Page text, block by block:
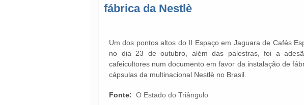
fábrica da Nestlè
Um dos pontos altos do II Espaço em Jaguara de Cafés
no dia 23 de outubro, além das palestras, foi a
cafeicultores num documento em favor da instalação de
cápsulas da multinacional Nestlè no Brasil.
Fonte: O Estado do Triângulo